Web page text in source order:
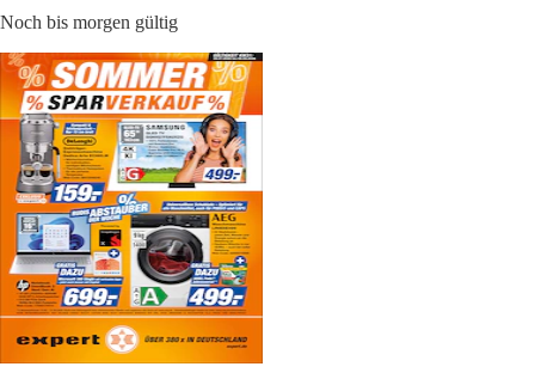
Noch bis morgen gültig